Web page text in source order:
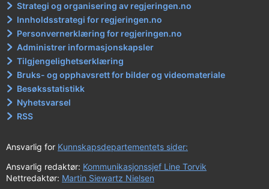
Strategi og organisering av regjeringen.no
Innholdsstrategi for regjeringen.no
Personvernerklæring for regjeringen.no
Administrer informasjonskapsler
Tilgjengelighetserklæring
Bruks- og opphavsrett for bilder og videomateriale
Besøksstatistikk
Nyhetsvarsel
RSS
Ansvarlig for Kunnskapsdepartementets sider:
Ansvarlig redaktør: Kommunikasjonssjef Line Torvik
Nettredaktør: Martin Siewartz Nielsen